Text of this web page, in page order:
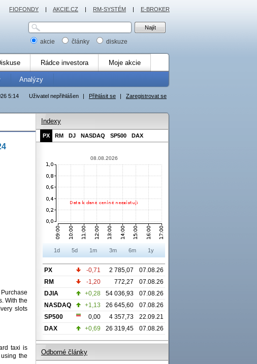
akcie články diskuze
Rádce investora Moje akcie
Analýzy
Uživatel nepřihlášen | Přihlásit se | Zaregistrovat se
5:14
With the
slots
taxi is
the
Indexy
PX RM DJ NASDAQ SP500 DAX
08.08.2026
1d 5d 1m 3m 6m 1y
PX -0,71 2 785,07
07.08.26
RM
-1,20 772,27
07.08.26
DJIA
+0,28 54 036,93
07.08.26
NASDAQ
+1,13 26 645,60
07.08.26
SP500
0,00 4 357,73
22.09.21
DAX
+0,69 26 319,45 07.08.26
Odborné články
FIOFONDY | AKCIE.CZ | RM-SYSTÉM | E-BROKER